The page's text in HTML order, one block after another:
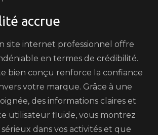
accrue
site internet professionnel offre
en termes de crédibilité.
bien conçu renforce la confiance
votre marque. Grâce à une
des informations claires et
utilisateur fluide, vous montrez
dans vos activités et que